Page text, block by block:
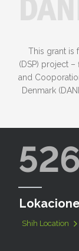
This grant is
(DSP) project
and
Denmark
526
Lokacione
Shih Location